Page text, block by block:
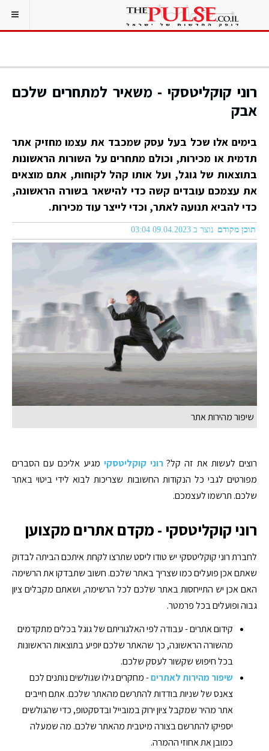
רוני קוקליטסקי - משאיר למתחרים שלכם
אבק
בימים אלו שכל בעל עסק שמכבד את עצמו מחזיק אתר
תדמית או מכירות, וכולם מתחרים על השורות הראשונות
בתוצאות של גוגל, ועל אותו קהל לקוחות, אתם מוצאים
את עצמכם עובדים קשה כדי להישאר בשורה הראשונה,
כדי להביא תנועה לאתר, וכדי לייצר עוד מכירות.
תוכן מקודם נוצר ב 09.04.2023 03:04
שיפור מהירות אתר
רוצים לעשות את זה קל?רוני קוקליטסקי מגיע אליכם עם הסברים
מפורטים לגבי כל הנקודות החשובות שצריכות לבוא לידי ביטוי באתר
שלכם. תרשמו לעצמכם.
רוני קוקליטסקי - מקדם אתרים מקצוען
לחברת רוני קוקליטסקי יש טודו ליסט שתרצו לקחת איתכם הביתה לבדוק
שאתם אכן פועלים כמו שצריך באתר שלכם. חשוב שתבדקו את הרשימה
האם אכן יש התייחסות באתר שלכם לכל הרשימה, ושאתם מקבלים ציון
גבוה ופועלים בכל פרמטר.
קידום אתרים - עבודה לפי האלגוריתם של גוגל בכלים מתקדמים
מהשורה הראשונה, כך שהאתר שלכם יופיע בתוצאות הראשונות
בכל חיפוש שקשור לעסק שלכם.
שיפור מהירות לאתרים- מחקרים גילו שגולשים נותנים לכם
צאנס של שניות בודדות להתרשם מהאתר שלכם. אתם חייבים
אתר מהיר שמקבל ציון ירוק במובייל ובדסקטופ, כדי שהגולשים
יספיקו להתרשם בצורה מיטבית מהאתר שלכם. מה שמעלה
כמובן את אחוזי ההמרה.